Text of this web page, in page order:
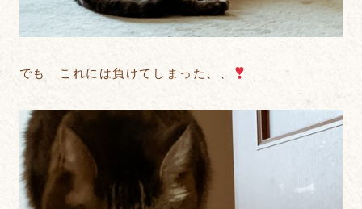
でも これには負けてしまった、、